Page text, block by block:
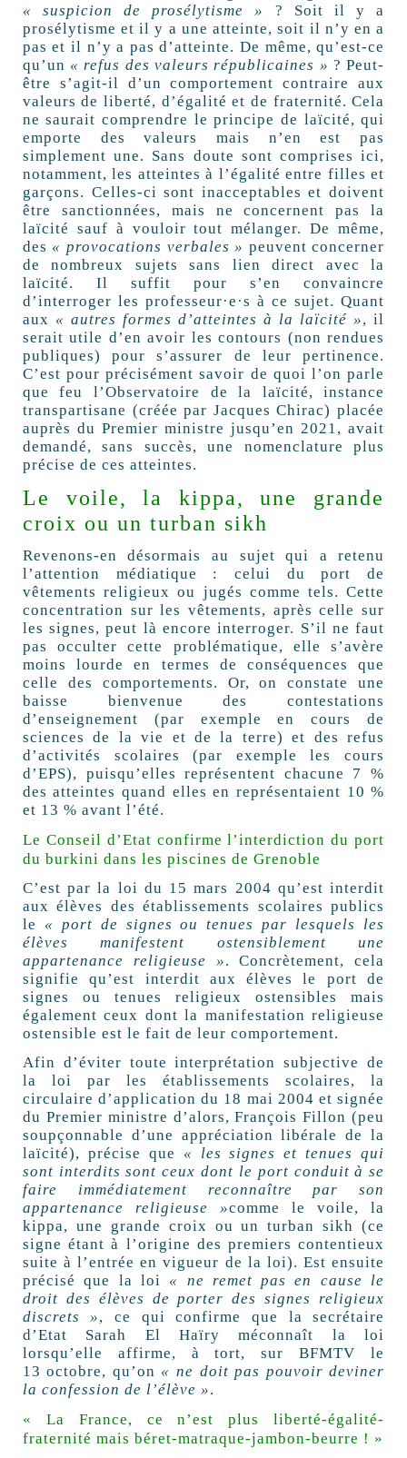
« suspicion de prosélytisme »
? Soit il y a
prosélytisme et il y a une atteinte, soit il n’y en a
pas et il n’y a pas d’atteinte. De même, qu’est-ce
qu’un « refus des valeurs républicaines » ? Peut-
être s’agit-il d’un comportement contraire aux
valeurs de liberté, d’égalité et de fraternité. Cela
ne saurait comprendre le principe de laïcité, qui
emporte des valeurs mais n’en est pas
simplement une. Sans doute sont comprises ici,
notamment, les atteintes à l’égalité entre filles et
garçons. Celles-ci sont inacceptables et doivent
être sanctionnées, mais ne concernent pas la
laïcité sauf à vouloir tout mélanger. De même,
des « provocations verbales » peuvent concerner
de nombreux sujets sans lien direct avec la
laïcité. Il suffit pour s’en convaincre
d’interroger les professeur·e·s à ce sujet. Quant
aux « autres formes d’atteintes à la laïcité », il
serait utile d’en avoir les contours (non rendues
publiques) pour s’assurer de leur pertinence.
C’est pour précisément savoir de quoi l’on parle
que feu l’Observatoire de la laïcité, instance
transpartisane (créée par Jacques Chirac) placée
auprès du Premier ministre jusqu’en 2021, avait
demandé, sans succès, une nomenclature plus
précise de ces atteintes.
Le voile, la kippa, une grande
croix ou un turban sikh
Revenons-en désormais au sujet qui a retenu
l’attention médiatique : celui du port de
vêtements religieux ou jugés comme tels. Cette
concentration sur les vêtements, après celle sur
les signes, peut là encore interroger. S’il ne faut
pas occulter cette problématique, elle s’avère
moins lourde en termes de conséquences que
celle des comportements. Or, on constate une
baisse bienvenue des contestations
d’enseignement (par exemple en cours de
sciences de la vie et de la terre) et des refus
d’activités scolaires (par exemple les cours
d’EPS), puisqu’elles représentent chacune 7 %
des atteintes quand elles en représentaient 10 %
et 13 % avant l’été.
Le Conseil d’Etat confirme l’interdiction du port
du burkini dans les piscines de Grenoble
C’est par la loi du 15 mars 2004 qu’est interdit
aux élèves des établissements scolaires publics
le « port de signes ou tenues par lesquels les
élèves manifestent ostensiblement une
appartenance religieuse ». Concrètement, cela
signifie qu’est interdit aux élèves le port de
signes ou tenues religieux ostensibles mais
également ceux dont la manifestation religieuse
ostensible est le fait de leur comportement.
Afin d’éviter toute interprétation subjective de
la loi par les établissements scolaires, la
circulaire d’application du 18 mai 2004 et signée
du Premier ministre d’alors, François Fillon (peu
soupçonnable d’une appréciation libérale de la
laïcité), précise que « les signes et tenues qui
sont interdits sont ceux dont le port conduit à se
faire immédiatement reconnaître par son
appartenance religieuse »comme le voile, la
kippa, une grande croix ou un turban sikh (ce
signe étant à l’origine des premiers contentieux
suite à l’entrée en vigueur de la loi). Est ensuite
précisé que la loi « ne remet pas en cause le
droit des élèves de porter des signes religieux
discrets », ce qui confirme que la secrétaire
d’Etat Sarah El Haïry méconnaît la loi
lorsqu’elle affirme, à tort, sur BFMTV le
13 octobre, qu’on « ne doit pas pouvoir deviner
la confession de l’élève ».
« La France, ce n’est plus liberté-égalité-
fraternité mais béret-matraque-jambon-beurre ! »